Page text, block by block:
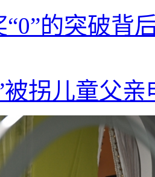
的突破背
被拐儿童父